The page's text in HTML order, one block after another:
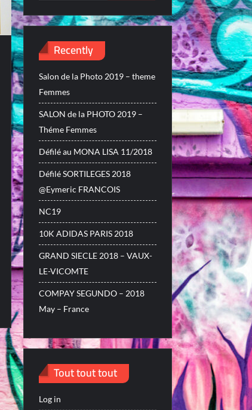
Recently
Salon de la Photo 2019 – theme
Femmes
SALON de la PHOTO 2019 –
Théme Femmes
Défilé au MONA LISA 11/2018
Défilé SORTILEGES 2018
@Eymeric FRANCOIS
NC19
10K ADIDAS PARIS 2018
GRAND SIECLE 2018 – VAUX-
LE-VICOMTE
COMPAY SEGUNDO – 2018
May – France
Tout tout tout
Log in